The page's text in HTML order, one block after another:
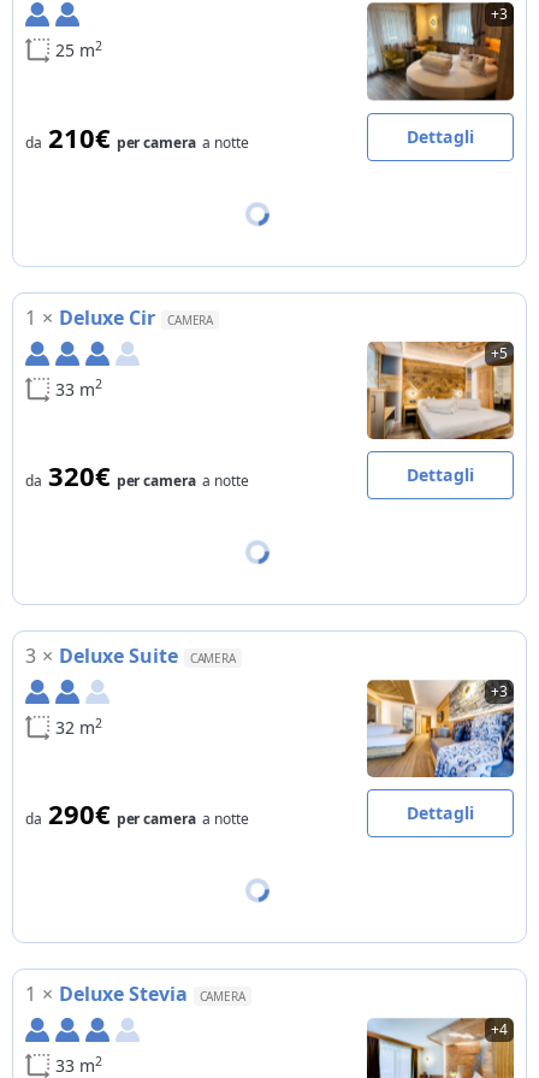
25 m2
+3
da 210€ per camera a notte Dettagli
1 × Deluxe Cir CAMERA
33 m2
+5
da 320€ per camera a notte Dettagli
3 × Deluxe Suite CAMERA
32 m2
+3
da 290€ per camera a notte Dettagli
1 × Deluxe Stevia CAMERA
33 m2
+4